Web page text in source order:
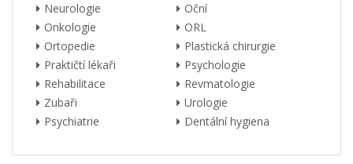
Neurologie
Oční
Onkologie
ORL
Ortopedie
Plastická chirurgie
Praktičtí lékaři
Psychologie
Rehabilitace
Revmatologie
Zubaři
Urologie
Psychiatrie
Dentální hygiena